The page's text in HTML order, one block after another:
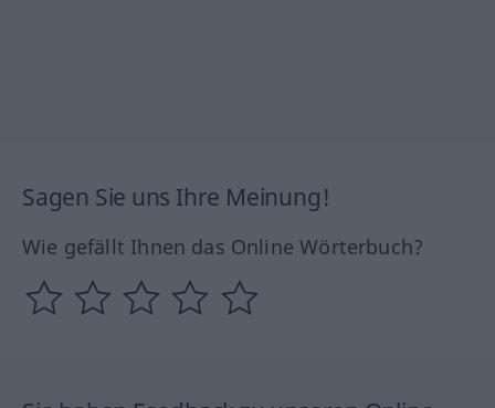
Sagen Sie uns Ihre Meinung!
Wie gefällt Ihnen das Online Wörterbuch?